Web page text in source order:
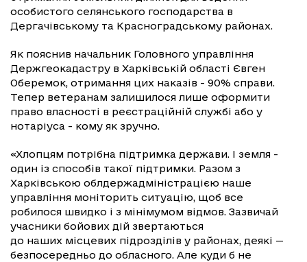
особистого селянського господарства в
Дергачівському та Красноградському районах.
Як пояснив начальник Головного управління
Держгеокадастру в Харківській області Євген
Оберемок, отримання цих наказів - 90% справи.
Тепер ветеранам залишилося лише оформити
право власності в реєстраційній службі або у
нотаріуса - кому як зручно.
«Хлопцям потрібна підтримка держави. І земля - ​​
один із способів такої підтримки. Разом з
Харківською облдержадміністрацією наше
управління моніторить ситуацію, щоб все
робилося швидко і з мінімумом відмов. Зазвичай
учасники бойових дій звертаються
до наших місцевих підрозділів у районах, деякі —
безпосередньо до обласного. Але куди б не